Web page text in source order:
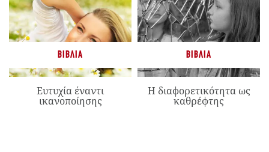
ΒΙΒΛΊΑ
Ευτυχία έναντι
ικανοποίησης
ΒΙΒΛΊΑ
Η διαφορετικότητα ως
καθρέφτης